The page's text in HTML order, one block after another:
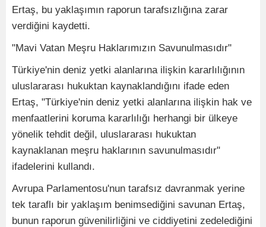
Ertaş, bu yaklaşımın raporun tarafsızlığına zarar
verdiğini kaydetti.
"Mavi Vatan Meşru Haklarımızın Savunulmasıdır"
Türkiye'nin deniz yetki alanlarına ilişkin kararlılığının
uluslararası hukuktan kaynaklandığını ifade eden
Ertaş, "Türkiye'nin deniz yetki alanlarına ilişkin hak ve
menfaatlerini koruma kararlılığı herhangi bir ülkeye
yönelik tehdit değil, uluslararası hukuktan
kaynaklanan meşru haklarının savunulmasıdır"
ifadelerini kullandı.
Avrupa Parlamentosu'nun tarafsız davranmak yerine
tek taraflı bir yaklaşım benimsediğini savunan Ertaş,
bunun raporun güvenilirliğini ve ciddiyetini zedelediğini